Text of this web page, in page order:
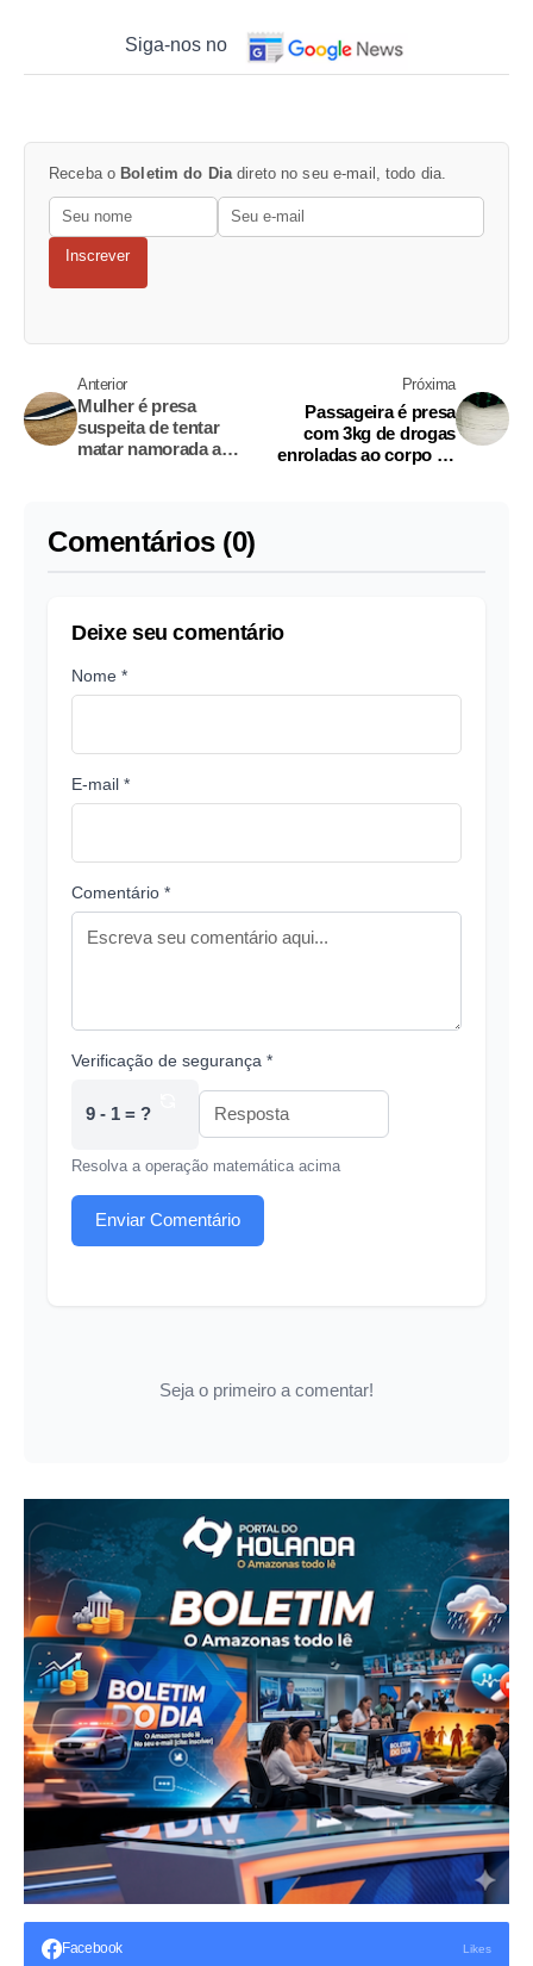
Siga-nos no
Receba o Boletim do Diadireto no seu e-mail, todo dia.
Inscrever
Anterior
Mulher é presa
suspeita de tentar
matar namorada a
Próxima
Passageira é presa
com 3kg de drogas
enroladas ao corpo ao
Comentários (0)
Deixe seu comentário
Nome *
E-mail *
Comentário *
Verificação de segurança *
9 - 1 = ?
Resolva a operação matemática acima
Enviar Comentário
Seja o primeiro a comentar!
Facebook Likes